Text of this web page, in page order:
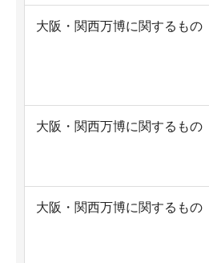
大阪・関西万博に関するもの
大阪・関西万博に関するもの
大阪・関西万博に関するもの